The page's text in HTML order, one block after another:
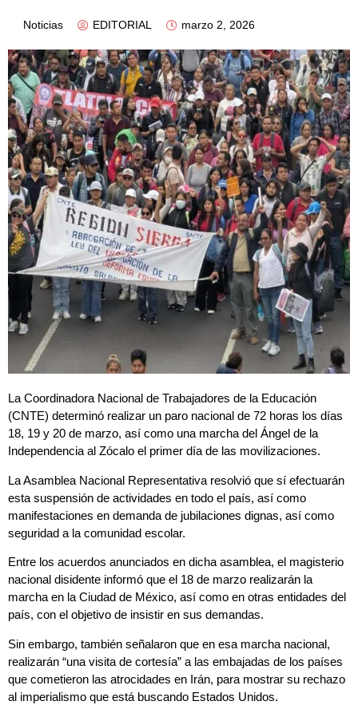
Noticias EDITORIAL marzo 2, 2026
La Coordinadora Nacional de Trabajadores de la Educación
(CNTE) determinó realizar un paro nacional de 72 horas los días
18, 19 y 20 de marzo, así como una marcha del Ángel de la
Independencia al Zócalo el primer día de las movilizaciones.
La Asamblea Nacional Representativa resolvió que sí efectuarán
esta suspensión de actividades en todo el país, así como
manifestaciones en demanda de jubilaciones dignas, así como
seguridad a la comunidad escolar.
Entre los acuerdos anunciados en dicha asamblea, el magisterio
nacional disidente informó que el 18 de marzo realizarán la
marcha en la Ciudad de México, así como en otras entidades del
país, con el objetivo de insistir en sus demandas.
Sin embargo, también señalaron que en esa marcha nacional,
realizarán “una visita de cortesía” a las embajadas de los países
que cometieron las atrocidades en Irán, para mostrar su rechazo
al imperialismo que está buscando Estados Unidos.